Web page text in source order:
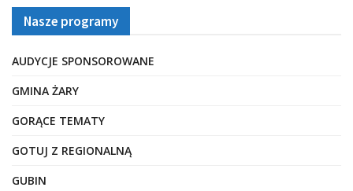
Nasze programy
AUDYCJE SPONSOROWANE
GMINA ŻARY
GORĄCE TEMATY
GOTUJ Z REGIONALNĄ
GUBIN